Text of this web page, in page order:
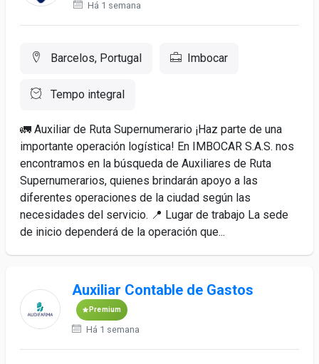
Há 1 semana
Barcelos, Portugal Imbocar
Tempo integral
🚛 Auxiliar de Ruta Supernumerario ¡Haz parte de una
importante operación logística! En IMBOCAR S.A.S. nos
encontramos en la búsqueda de Auxiliares de Ruta
Supernumerarios, quienes brindarán apoyo a las
diferentes operaciones de la ciudad según las
necesidades del servicio. 📍 Lugar de trabajo La sede
de inicio dependerá de la operación que...
Auxiliar Contable de Gastos
Premium
Há 1 semana